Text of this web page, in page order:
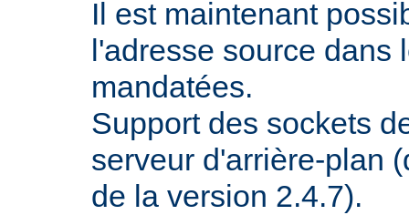
Il est maintenant
l'adresse source dans
mandatées.
Support des sockets
serveur d'arrière-plan
de la version 2.4.7).